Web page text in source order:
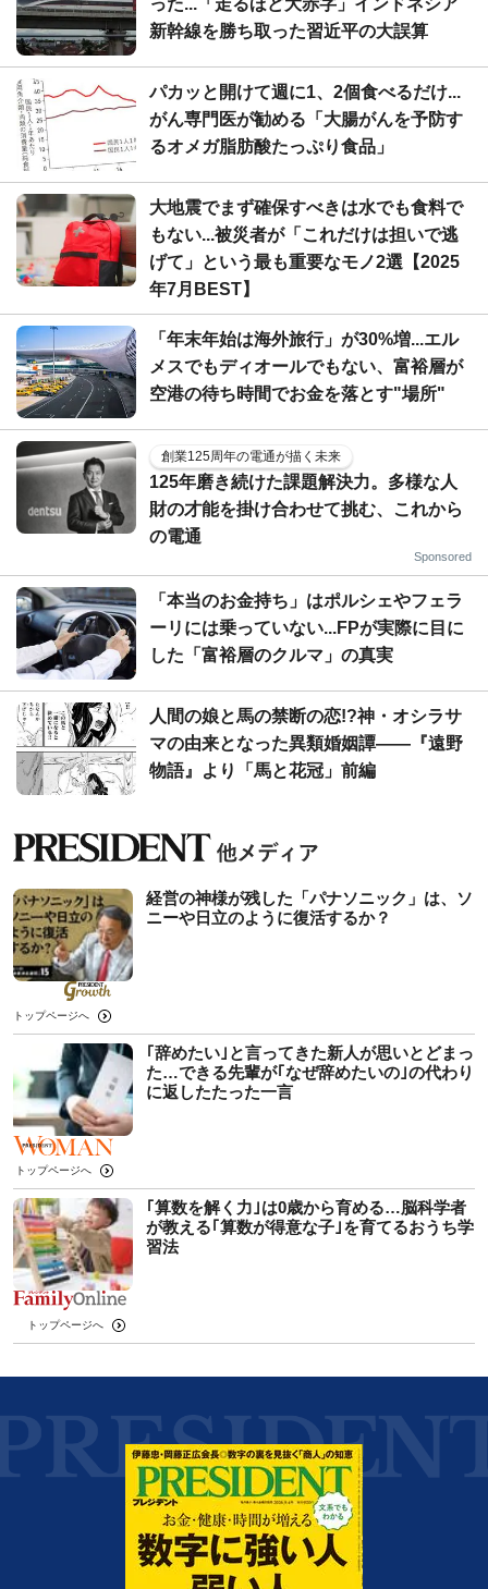
新幹線を勝ち取った習近平の大誤算
パカッと開けて週に1、2個食べるだけ...
がん専門医が勧める「大腸がんを予防す
るオメガ脂肪酸たっぷり食品」
大地震でまず確保すべきは水でも食料で
もない...被災者が「これだけは担いで逃
げて」という最も重要なモノ2選【2025
年7月BEST】
「年末年始は海外旅行」が30%増...エル
メスでもディオールでもない、富裕層が
空港の待ち時間でお金を落とす"場所"
創業125周年の電通が描く未来
125年磨き続けた課題解決力。多様な人
財の才能を掛け合わせて挑む、これから
の電通
Sponsored
「本当のお金持ち」はポルシェやフェラ
ーリには乗っていない...FPが実際に目に
した「富裕層のクルマ」の真実
人間の娘と馬の禁断の恋!?神・オシラサ
マの由来となった異類婚姻譚――『遠野
物語』より「馬と花冠」前編
経営の神様が残した「パナソニック」は、ソ
ニーや日立のように復活するか？
トップページへ
｢辞めたい｣と言ってきた新人が思いとどまっ
た…できる先輩が｢なぜ辞めたいの｣の代わり
に返したたった一言
トップページへ
｢算数を解く力｣は0歳から育める…脳科学者
が教える｢算数が得意な子｣を育てるおうち学
習法
トップページへ